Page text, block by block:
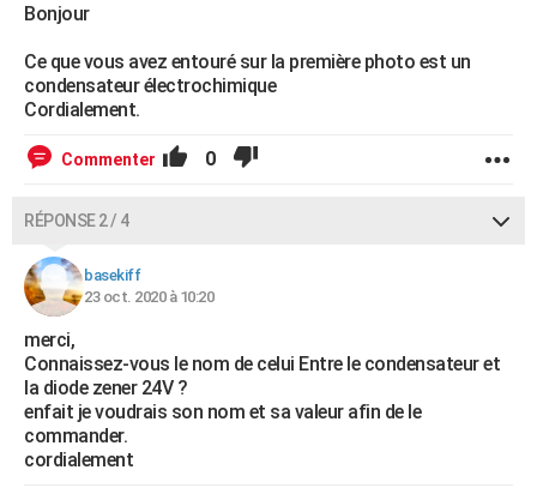
Bonjour
Ce que vous avez entouré sur la première photo est un
condensateur électrochimique
Cordialement.
Commenter 0
RÉPONSE 2 / 4
basekiff
23 oct. 2020 à 10:20
merci,
Connaissez-vous le nom de celui Entre le condensateur et
la diode zener 24V ?
enfait je voudrais son nom et sa valeur afin de le
commander.
cordialement